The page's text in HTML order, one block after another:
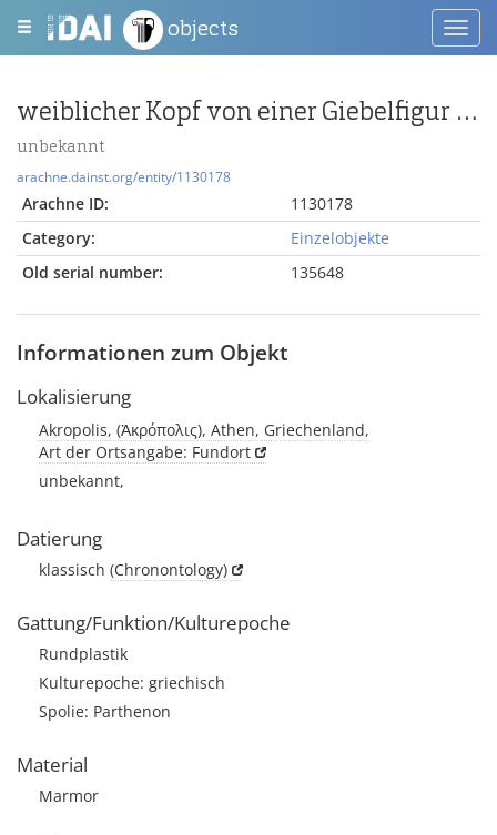
objects
weiblicher Kopf von einer Giebelfigur des Parthenon ?
unbekannt
arachne.dainst.org/entity/1130178
Arachne ID:
1130178
Category:
Einzelobjekte
Old serial number:
135648
Informationen zum Objekt
Lokalisierung
Akropolis, (Ἀκρόπολις), Athen, Griechenland,
Art der Ortsangabe: Fundort
unbekannt,
Datierung
klassisch (Chronontology)
Gattung/Funktion/Kulturepoche
Rundplastik
Kulturepoche: griechisch
Spolie: Parthenon
Material
Marmor